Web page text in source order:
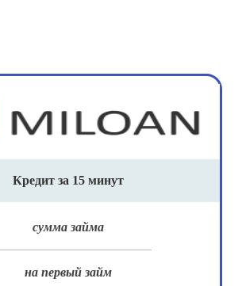
Кредит за 15 минут
сумма займа
на первый займ